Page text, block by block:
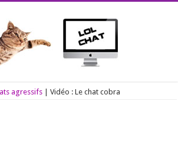
agressifs Vidéo : Le chat cobra